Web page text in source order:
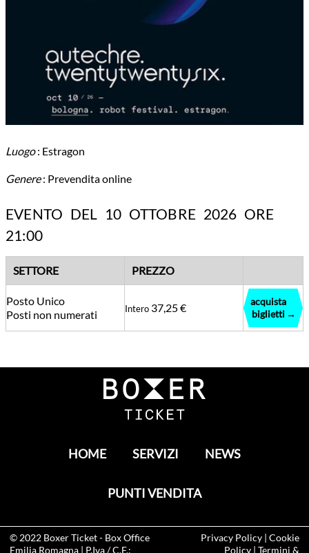
Luogo: Estragon
Genere: Prevendita online
EVENTO DEL 10 OTTOBRE 2026 ORE
21:00
SETTORE PREZZO
Posto Unico
Posti non numerati
Intero 37,25 €
acquista
biglietti
HOME SERVIZI NEWS
PUNTI VENDITA
© 2022 Boxer Ticket- Box Office
Emilia Romagna | P.Iva / C.F.:
Privacy Policy| Cookie
Policy| Termini &